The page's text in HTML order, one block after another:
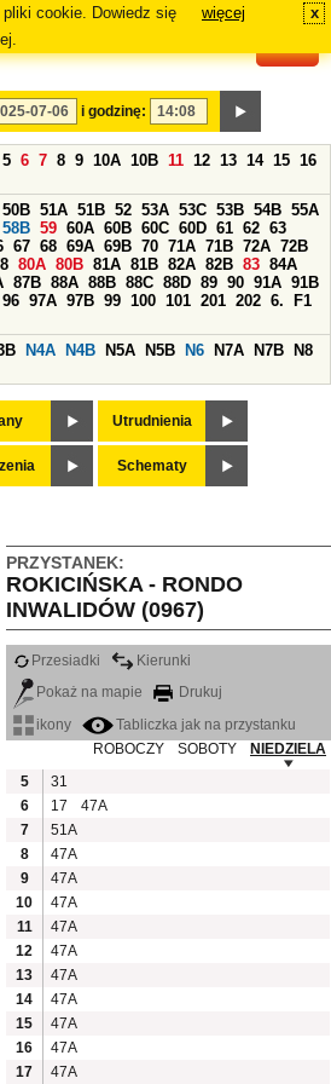
cookie. Dowiedz się
więcej x
i godzinę:
5 6 7 8 9 10A 10B 11 12 13 14 15 16
50B 51A 51B 52 53A 53C 53B 54B 55A
58B 59 60A 60B 60C 60D 61 62 63
67 68 69A 69B 70 71A 71B 72A 72B
80A 80B 81A 81B 82A 82B 83 84A
87B 88A 88B 88C 88D 89 90 91A 91B
96 97A 97B 99 100 101 201 202 6.
F1
N4A N4B N5A N5B N6 N7A N7B
N8
Utrudnienia
Schematy
PRZYSTANEK:
ROKICIŃSKA - RONDO
INWALIDÓW (0967)
Przesiadki
Kierunki
Pokaż na mapie
Drukuj
ikony
Tabliczka jak na przystanku
ROBOCZY
SOBOTY
NIEDZIELA
5
31
6
17
47A
7
51A
8
47A
9
47A
10
47A
11
47A
12
47A
13
47A
14
47A
15
47A
16
47A
17
47A